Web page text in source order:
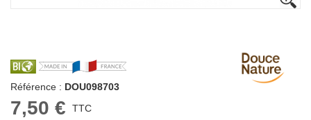
Référence : DOU098703
7,50 €
TTC